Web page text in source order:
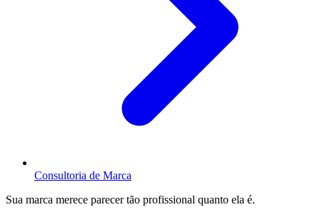
Consultoria de Marca
Sua marca merece parecer tão profissional quanto ela é.